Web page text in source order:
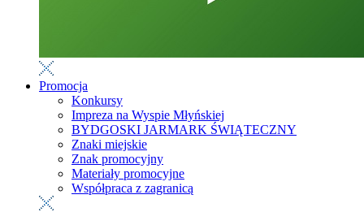
Promocja
Konkursy
Impreza na Wyspie Młyńskiej
BYDGOSKI JARMARK ŚWIĄTECZNY
Znaki miejskie
Znak promocyjny
Materiały promocyjne
Współpraca z zagranicą